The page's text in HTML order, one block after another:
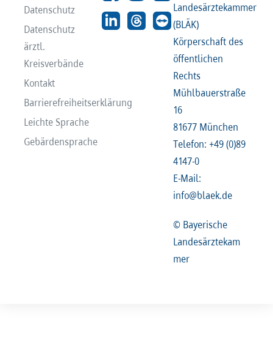
Datenschutz
Datenschutz
ärztl.
Kreisverbände
Kontakt
Barrierefreiheitserklärung
Leichte Sprache
Gebärdensprache
Landesärztekammer
(BLÄK)
Körperschaft des
öffentlichen
Rechts
Mühlbauerstraße
16
81677 München
Telefon: +49 (0)89
4147-0
E-Mail:
info@blaek.de
© Bayerische
Landesärztekam
mer